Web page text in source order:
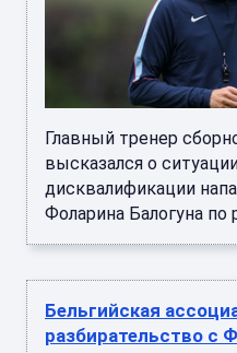
Главный тренер
высказался о
дисквалификации
Фоларина Балогуна по
Бельгийская
разбирательство с